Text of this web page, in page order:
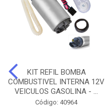
KIT REFIL BOMBA
COMBUSTIVEL INTERNA 12V
VEICULOS GASOLINA - ...
Código: 40964